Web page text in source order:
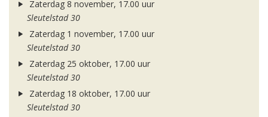
Zaterdag 8 november, 17.00 uur
Sleutelstad 30
Zaterdag 1 november, 17.00 uur
Sleutelstad 30
Zaterdag 25 oktober, 17.00 uur
Sleutelstad 30
Zaterdag 18 oktober, 17.00 uur
Sleutelstad 30